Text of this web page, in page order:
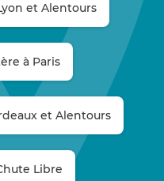
et Alentours
à Paris
et Alentours
Libre